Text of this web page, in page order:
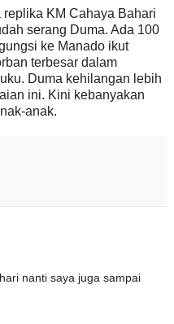
KM Cahaya Bahari
serang Duma. Ada 100
ke Manado ikut
terbesar dalam
Duma kehilangan lebih
ini. Kini kebanyakan
anak.
nanti saya juga sampai